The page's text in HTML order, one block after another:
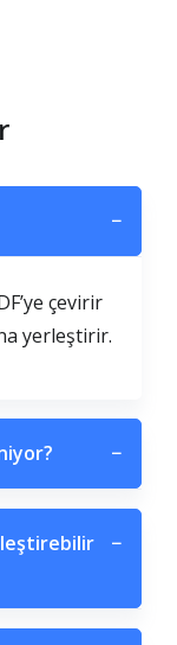
−
çevirir
yerleştirir.
−
−